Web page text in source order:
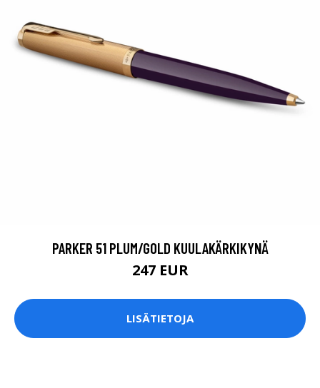
PARKER 51 PLUM/GOLD KUULAKÄRKIKYNÄ
247 EUR
LISÄTIETOJA